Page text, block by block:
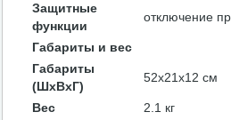
Защитные
функции
отключение
Габариты и вес
Габариты
(ШхВхГ)
52x21x12 см
Вес 2.1 кг